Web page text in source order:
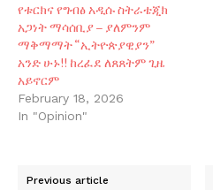
የቱርክና የግብፅ አዲሱ ስትራቴጂክ
አጋነት ማሳሰቢያ – ያለምንም
ማቅማማት “ኢትዮጵያዊያን”
አንድ ሁኑ!! ከረፈደ ለጸጸትም ጊዜ
አይኖርም
February 18, 2026
In "Opinion"
Previous article